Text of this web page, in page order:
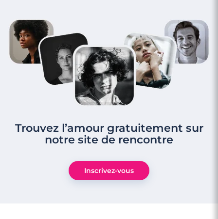
Trouvez l’amour gratuitement sur
notre site de rencontre
Inscrivez-vous